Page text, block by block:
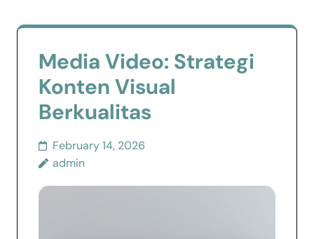
Media Video: Strategi
Konten Visual
Berkualitas
February 14, 2026
admin